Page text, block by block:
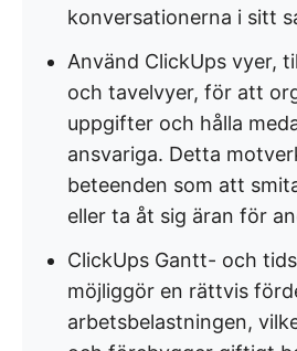
konversationerna i sitt
Använd ClickUps vyer,
och tavelvyer, för att
uppgifter och hålla
ansvariga. Detta
beteenden som att
eller ta åt sig äran för
ClickUps Gantt- och
möjliggör en rättvis
arbetsbelastningen,